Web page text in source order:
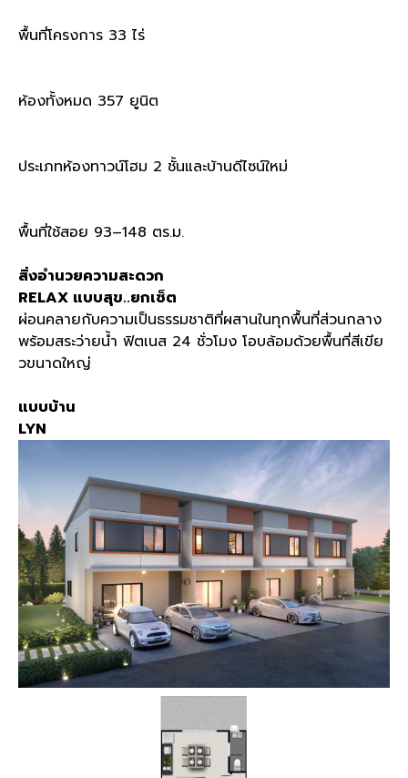
พื้นที่โครงการ 33 ไร่
ห้องทั้งหมด 357 ยูนิต
ประเภทห้องทาวน์โฮม 2 ชั้นและบ้านดีไซน์ใหม่
พื้นที่ใช้สอย 93–148 ตร.ม.
สิ่งอำนวยความสะดวก
RELAX แบบสุข..ยกเซ็ต
ผ่อนคลายกับความเป็นธรรมชาติที่ผสานในทุกพื้นที่ส่วนกลาง
พร้อมสระว่ายน้ำ ฟิตเนส 24 ชั่วโมง โอบล้อมด้วยพื้นที่สีเขีย
วขนาดใหญ่
แบบบ้าน
LYN